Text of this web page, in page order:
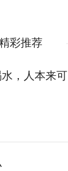
彩推荐
，人本来可